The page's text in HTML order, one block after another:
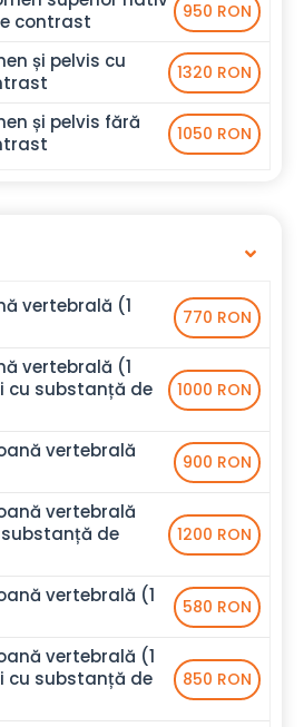
contrast
950 RON
și pelvis cu
1320 RON
și pelvis fără
1050 RON
vertebrală (1
770 RON
vertebrală (1
cu substanță de
1000 RON
vertebrală
900 RON
vertebrală
de
1200 RON
vertebrală (1
580 RON
vertebrală (1
cu substanță de
850 RON